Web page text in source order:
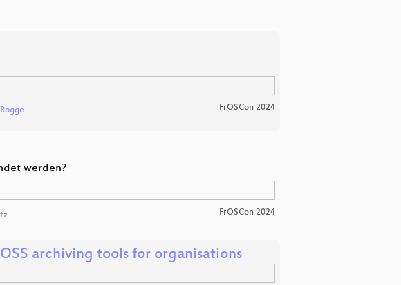
FrOSCon 2024
werden?
FrOSCon 2024
archiving tools for organisations